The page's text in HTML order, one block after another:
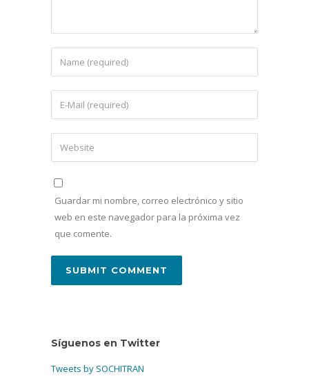
Guardar mi nombre, correo electrónico y sitio
web en este navegador para la próxima vez
que comente.
Síguenos en Twitter
Tweets by SOCHITRAN